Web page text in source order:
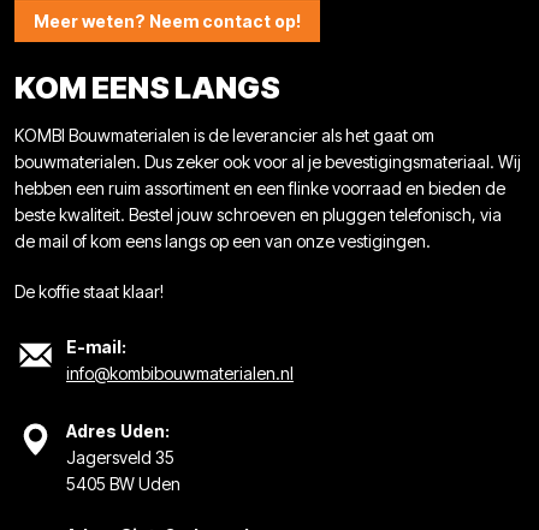
Meer weten? Neem contact op!
KOM EENS LANGS
KOMBI Bouwmaterialen is de leverancier als het gaat om
bouwmaterialen. Dus zeker ook voor al je bevestigingsmateriaal. Wij
hebben een ruim assortiment en een flinke voorraad en bieden de
beste kwaliteit. Bestel jouw schroeven en pluggen telefonisch, via
de mail of kom eens langs op een van onze vestigingen.
De koffie staat klaar!
E-mail:
info@kombibouwmaterialen.nl
Adres Uden:
Jagersveld 35
5405 BW Uden